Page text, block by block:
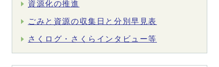
資源化の推進
ごみと資源の収集日と分別早見表
さくログ・さくらインタビュー等